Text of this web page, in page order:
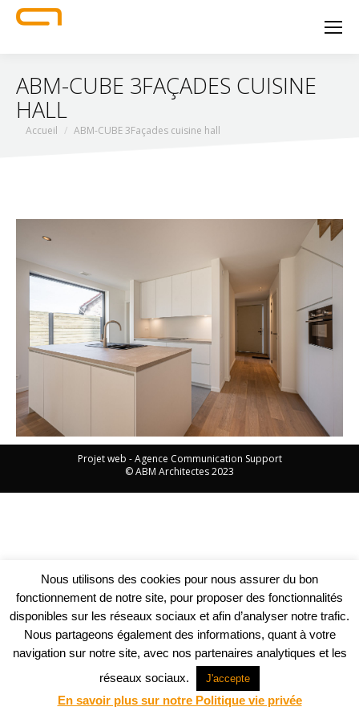
ABM-CUBE 3FAÇADES CUISINE
HALL
Vous êtes ici :
Accueil ABM-CUBE 3Façades cuisine hall
Projet web -Agence Communication Support
© ABM Architectes 2023
Nous utilisons des cookies pour nous assurer du bon
fonctionnement de notre site, pour proposer des fonctionnalités
disponibles sur les réseaux sociaux et afin d’analyser notre trafic.
Nous partageons également des informations, quant à votre
navigation sur notre site, avec nos partenaires analytiques et les
réseaux sociaux.
J'accepte
En savoir plus sur notre Politique vie privée